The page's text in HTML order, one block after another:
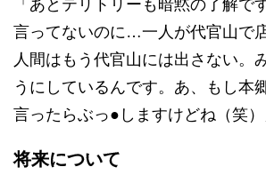
「あとテリトリーも暗黙の了解で
言ってないのに…一人が代官山で
人間はもう代官山には出さない。
うにしているんです。あ、もし本
言ったらぶっ●しますけどね（笑）
将来について